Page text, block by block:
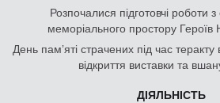
Розпочалися підготовчі роботи
меморіального простору Героїв
День памʼяті страчених під час
відкриття виставки та
ДІЯЛЬНІСТЬ